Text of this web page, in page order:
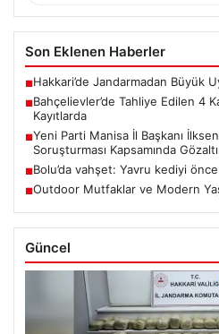
Son Eklenen Haberler
■Hakkari’de Jandarmadan Büyük
■Bahçelievler’de Tahliye Edilen 4
Kayıtlarda
■Yeni Parti Manisa İl Başkanı
Soruşturması Kapsamında
■Bolu’da vahşet: Yavru kediyi
■Outdoor Mutfaklar ve Modern
Güncel